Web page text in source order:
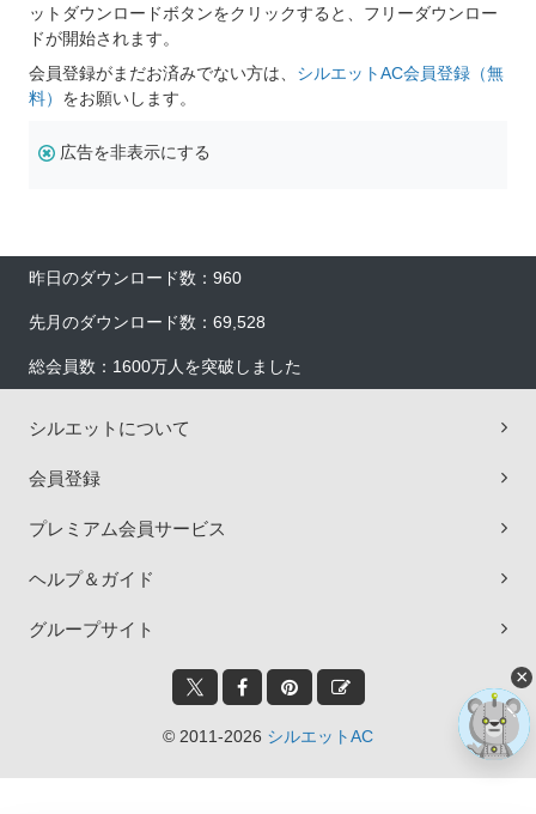
ットダウンロードボタンをクリックすると、フリーダウンロー
ドが開始されます。
会員登録がまだお済みでない方は、 シルエットAC会員登録（無
料） をお願いします。
広告を非表示にする
昨日のダウンロード数：960
先月のダウンロード数：69,528
総会員数：1600万人を突破しました
シルエットについて
会員登録
プレミアム会員サービス
ヘルプ＆ガイド
グループサイト
© 2011-2026 シルエットAC
×